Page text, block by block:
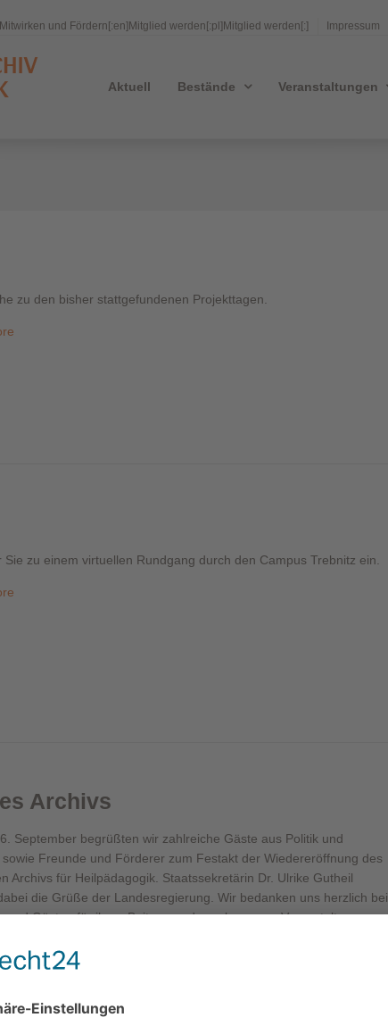
und Fördern[:en]Mitglied werden[:pl]Mitglied werden[:] Impressum
Aktuell Bestände Veranstaltungen
zu den bisher stattgefundenen Projekttagen.
Sie zu einem virtuellen Rundgang durch den Campus Trebnitz ein.
Archivs
September begrüßten wir zahlreiche Gäste aus Politik und
Freunde und Förderer zum Festakt der Wiedereröffnung des
Archivs für Heilpädagogik. Staatssekretärin Dr. Ulrike Gutheil
die Grüße der Landesregierung. Wir bedanken uns herzlich bei
und Gästen für ihren Beitrag zu der gelungenen Veranstaltung.